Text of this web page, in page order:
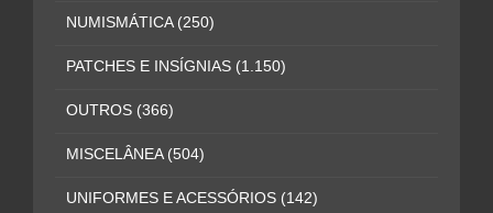
NUMISMÁTICA (250)
PATCHES E INSÍGNIAS (1.150)
OUTROS (366)
MISCELÂNEA (504)
UNIFORMES E ACESSÓRIOS (142)